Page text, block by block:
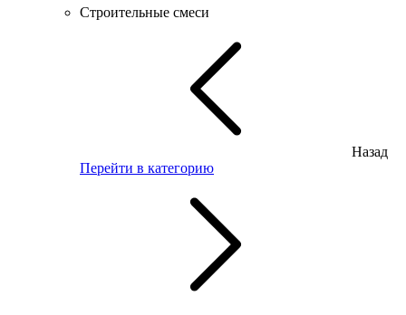
Строительные смеси
Назад
Перейти в категорию